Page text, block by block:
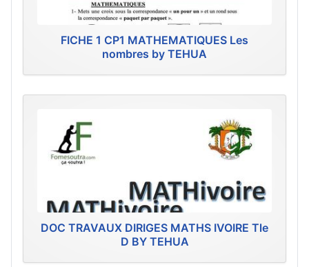
FICHE 1 CP1 MATHEMATIQUES Les
nombres by TEHUA
DOC TRAVAUX DIRIGES MATHS IVOIRE Tle
D BY TEHUA